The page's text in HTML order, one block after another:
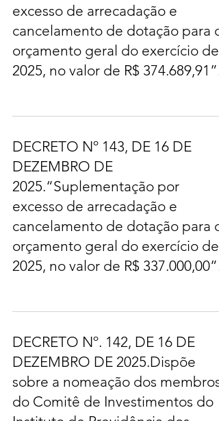
excesso de arrecadação e
cancelamento de dotação para o
orçamento geral do exercício de
2025, no valor de R$ 374.689,91”.
DECRETO Nº 143, DE 16 DE
DEZEMBRO DE
2025.“Suplementação por
excesso de arrecadação e
cancelamento de dotação para o
orçamento geral do exercício de
2025, no valor de R$ 337.000,00”.
DECRETO Nº. 142, DE 16 DE
DEZEMBRO DE 2025.Dispõe
sobre a nomeação dos membros
do Comitê de Investimentos do